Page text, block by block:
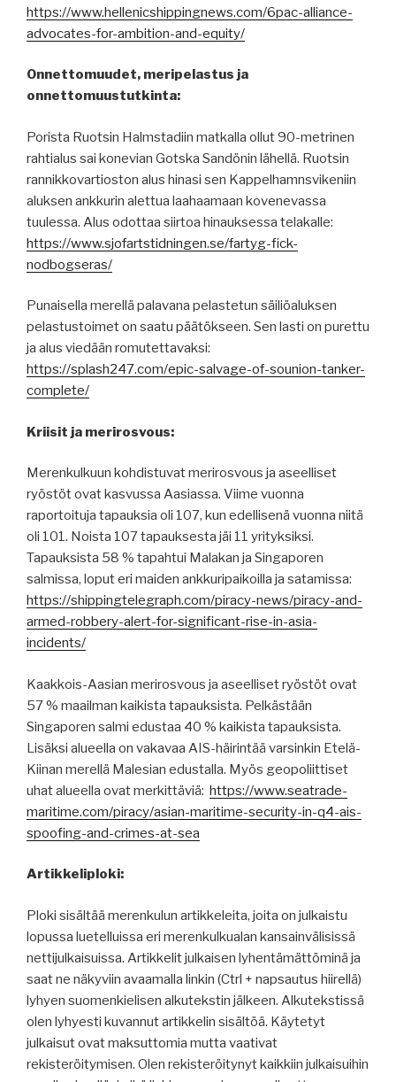
https://www.hellenicshippingnews.com/6pac-alliance-
advocates-for-ambition-and-equity/
Onnettomuudet, meripelastus ja
onnettomuustutkinta:
Porista Ruotsin Halmstadiin matkalla ollut 90-metrinen
rahtialus sai konevian Gotska Sandönin lähellä. Ruotsin
rannikkovartioston alus hinasi sen Kappelhamnsvikeniin
aluksen ankkurin alettua laahaamaan kovenevassa
tuulessa. Alus odottaa siirtoa hinauksessa telakalle:
https://www.sjofartstidningen.se/fartyg-fick-
nodbogseras/
Punaisella merellä palavana pelastetun säiliöaluksen
pelastustoimet on saatu päätökseen. Sen lasti on purettu
ja alus viedään romutettavaksi:
https://splash247.com/epic-salvage-of-sounion-tanker-
complete/
Kriisit ja merirosvous:
Merenkulkuun kohdistuvat merirosvous ja aseelliset
ryöstöt ovat kasvussa Aasiassa. Viime vuonna
raportoituja tapauksia oli 107, kun edellisenä vuonna niitä
oli 101. Noista 107 tapauksesta jäi 11 yrityksiksi.
Tapauksista 58 % tapahtui Malakan ja Singaporen
salmissa, loput eri maiden ankkuripaikoilla ja satamissa:
https://shippingtelegraph.com/piracy-news/piracy-and-
armed-robbery-alert-for-significant-rise-in-asia-
incidents/
Kaakkois-Aasian merirosvous ja aseelliset ryöstöt ovat
57 % maailman kaikista tapauksista. Pelkästään
Singaporen salmi edustaa 40 % kaikista tapauksista.
Lisäksi alueella on vakavaa AIS-häirintää varsinkin Etelä-
Kiinan merellä Malesian edustalla. Myös geopoliittiset
uhat alueella ovat merkittäviä: https://www.seatrade-
maritime.com/piracy/asian-maritime-security-in-q4-ais-
spoofing-and-crimes-at-sea
Artikkeliploki:
Ploki sisältää merenkulun artikkeleita, joita on julkaistu
lopussa luetelluissa eri merenkulkualan kansainvälisissä
nettijulkaisuissa. Artikkelit julkaisen lyhentämättöminä ja
saat ne näkyviin avaamalla linkin (Ctrl + napsautus hiirellä)
lyhyen suomenkielisen alkutekstin jälkeen. Alkutekstissä
olen lyhyesti kuvannut artikkelin sisältöä. Käytetyt
julkaisut ovat maksuttomia mutta vaativat
rekisteröitymisen. Olen rekisteröitynyt kaikkiin julkaisuihin